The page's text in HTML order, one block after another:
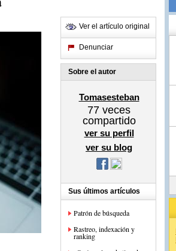
Ver el artículo original
Denunciar
Sobre el autor
Tomasesteban
77 veces
compartido
ver su perfil
ver su blog
Sus últimos artículos
Patrón de búsqueda
Rastreo, indexación y
ranking